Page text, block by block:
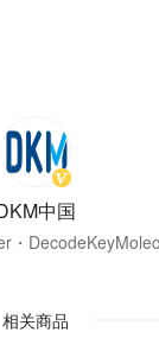
中国
・
相关商品